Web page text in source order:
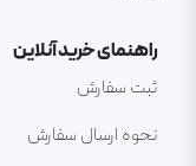
راهنمای خرید آنلاین
ثبت سفارش
نحوه ارسال سفارش